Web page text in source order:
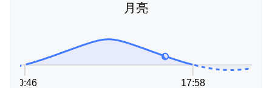
月亮